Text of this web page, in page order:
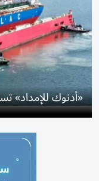
«أدنوك للإمداد» تستحوذ على 11